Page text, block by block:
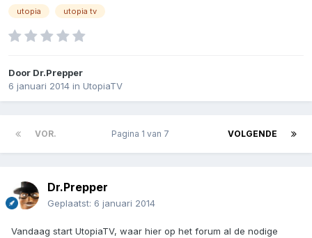
utopia utopia tv
Door Dr.Prepper
6 januari 2014 in UtopiaTV
VOR. VOLGENDE
Pagina 1 van 7
Dr.Prepper
Geplaatst: 6 januari 2014
Vandaag start UtopiaTV, waar hier op het forum al de nodige